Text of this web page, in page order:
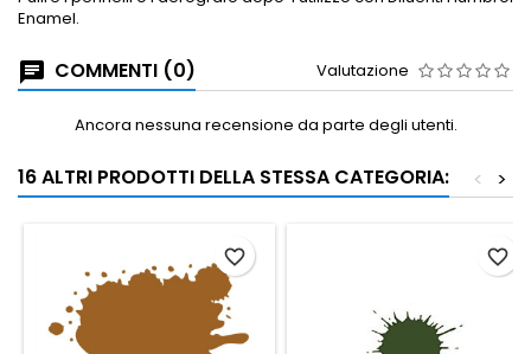
Enamel.
COMMENTI (0) Valutazione
Ancora nessuna recensione da parte degli utenti.
16 ALTRI PRODOTTI DELLA STESSA CATEGORIA: >
<
favorite_border favorite_border